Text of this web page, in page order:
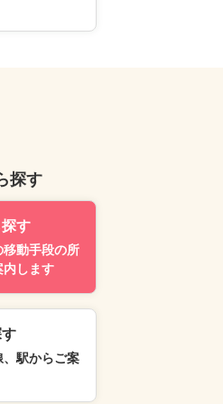
探す
す
動手段の所
内します
駅からご案